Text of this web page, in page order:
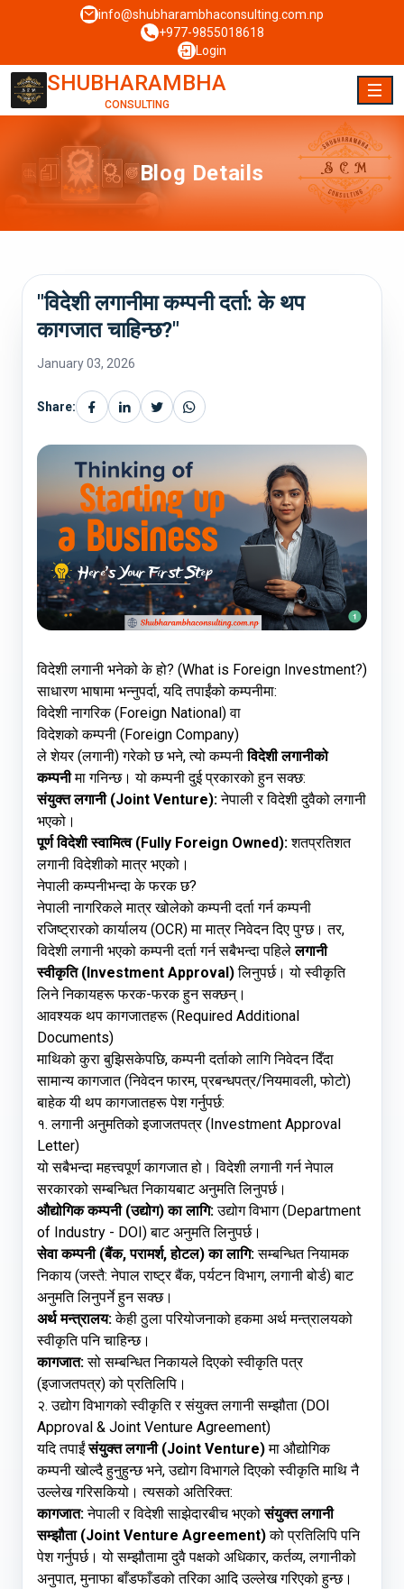
info@shubharambhaconsulting.com.np
+977-9855018618
Login
SHUBHARAMBHA
CONSULTING
Blog Details
"विदेशी लगानीमा कम्पनी दर्ता: के थप
कागजात चाहिन्छ?"
January 03, 2026
Share:
विदेशी लगानी भनेको के हो? (What is Foreign Investment?)
साधारण भाषामा भन्नुपर्दा, यदि तपाईंको कम्पनीमा:
विदेशी नागरिक (Foreign National) वा
विदेशको कम्पनी (Foreign Company)
ले शेयर (लगानी) गरेको छ भने, त्यो कम्पनीविदेशी लगानीको
कम्पनीमा गनिन्छ। यो कम्पनी दुई प्रकारको हुन सक्छ:
संयुक्त लगानी (Joint Venture):नेपाली र विदेशी दुवैको लगानी
भएको।
पूर्ण विदेशी स्वामित्व (Fully Foreign Owned):शतप्रतिशत
लगानी विदेशीको मात्र भएको।
नेपाली कम्पनीभन्दा के फरक छ?
नेपाली नागरिकले मात्र खोलेको कम्पनी दर्ता गर्न कम्पनी
रजिष्ट्रारको कार्यालय (OCR) मा मात्र निवेदन दिए पुग्छ। तर,
विदेशी लगानी भएको कम्पनी दर्ता गर्न सबैभन्दा पहिलेलगानी
स्वीकृति (Investment Approval)लिनुपर्छ। यो स्वीकृति
लिने निकायहरू फरक-फरक हुन सक्छन्।
आवश्यक थप कागजातहरू (Required Additional
Documents)
माथिको कुरा बुझिसकेपछि, कम्पनी दर्ताको लागि निवेदन दिँदा
सामान्य कागजात (निवेदन फारम, प्रबन्धपत्र/नियमावली, फोटो)
बाहेक यी थप कागजातहरू पेश गर्नुपर्छ:
१. लगानी अनुमतिको इजाजतपत्र (Investment Approval
Letter)
यो सबैभन्दा महत्त्वपूर्ण कागजात हो। विदेशी लगानी गर्न नेपाल
सरकारको सम्बन्धित निकायबाट अनुमति लिनुपर्छ।
औद्योगिक कम्पनी (उद्योग) का लागि:उद्योग विभाग (Department
of Industry - DOI) बाट अनुमति लिनुपर्छ।
सेवा कम्पनी (बैंक, परामर्श, होटल) का लागि:सम्बन्धित नियामक
निकाय (जस्तै: नेपाल राष्ट्र बैंक, पर्यटन विभाग, लगानी बोर्ड) बाट
अनुमति लिनुपर्ने हुन सक्छ।
अर्थ मन्त्रालय:केही ठुला परियोजनाको हकमा अर्थ मन्त्रालयको
स्वीकृति पनि चाहिन्छ।
कागजात:सो सम्बन्धित निकायले दिएको स्वीकृति पत्र
(इजाजतपत्र) को प्रतिलिपि।
२. उद्योग विभागको स्वीकृति र संयुक्त लगानी सम्झौता (DOI
Approval & Joint Venture Agreement)
यदि तपाईंसंयुक्त लगानी (Joint Venture)मा औद्योगिक
कम्पनी खोल्दै हुनुहुन्छ भने, उद्योग विभागले दिएको स्वीकृति माथि नै
उल्लेख गरिसकियो। त्यसको अतिरिक्त:
कागजात:नेपाली र विदेशी साझेदारबीच भएकोसंयुक्त लगानी
सम्झौता (Joint Venture Agreement)को प्रतिलिपि पनि
पेश गर्नुपर्छ। यो सम्झौतामा दुवै पक्षको अधिकार, कर्तव्य, लगानीको
अनुपात, मुनाफा बाँडफाँडको तरिका आदि उल्लेख गरिएको हुन्छ।